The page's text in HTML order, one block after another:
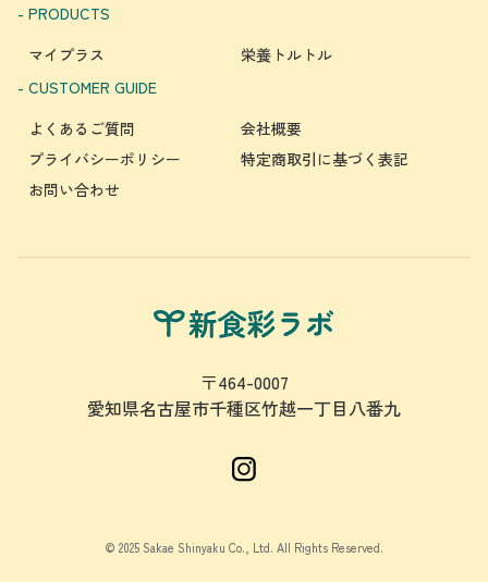
〒464-0007
愛知県名古屋市千種区竹越一丁目八番九
© 2025 Sakae Shinyaku Co., Ltd. All Rights Reserved.
- PRODUCTS
マイプラス
栄養トルトル
- CUSTOMER GUIDE
よくあるご質問
会社概要
プライバシーポリシー
特定商取引に基づく表記
お問い合わせ